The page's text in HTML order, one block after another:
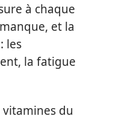
à chaque
et la
les
la fatigue
du